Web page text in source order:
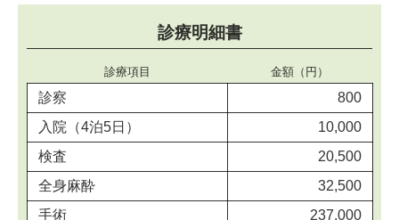
診療明細書
診療項目 金額（円）
診察
800
入院（4泊5日）
10,000
検査
20,500
全身麻酔
32,500
手術
237,000